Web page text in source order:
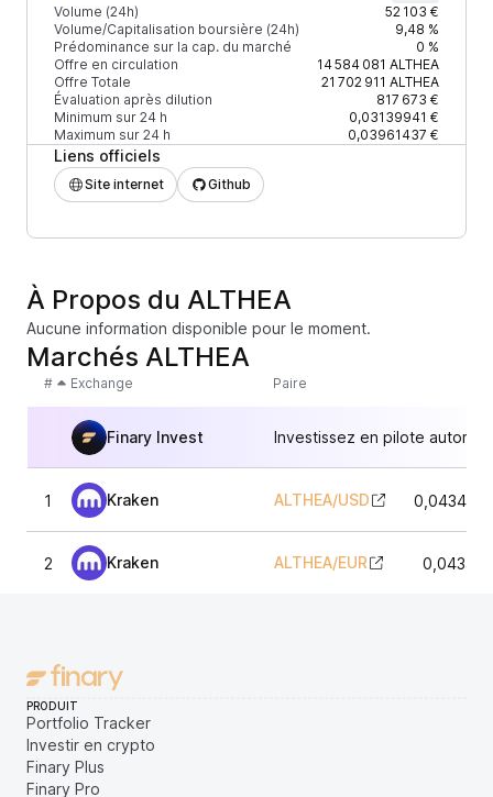
Volume (24h)
52 103 €
Volume/Capitalisation boursière (24h)
9,48 %
Prédominance sur la cap. du marché
0 %
Offre en circulation
14 584 081 ALTHEA
Offre Totale
21 702 911 ALTHEA
Évaluation après dilution
817 673 €
Minimum sur 24 h
0,03139941 €
Maximum sur 24 h
0,03961437 €
Liens officiels
Site internet Github
À Propos du ALTHEA
Aucune information disponible pour le moment.
Marchés ALTHEA
# Exchange Paire
Finary Invest Investissez en pilote
1 Kraken ALTHEA/USD
2 Kraken ALTHEA/EUR
PRODUIT
Portfolio Tracker
Investir en crypto
Finary Plus
Finary Pro